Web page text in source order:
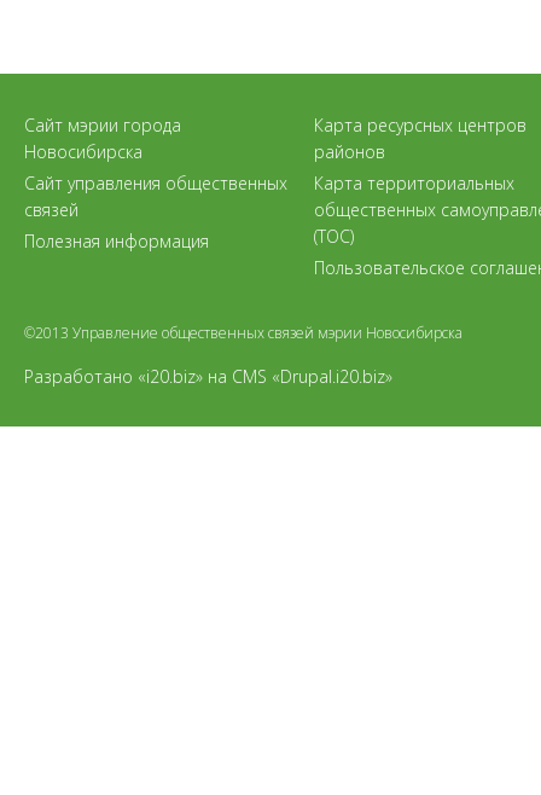
Сайт мэрии города
Новосибирска
Сайт управления общественных
связей
Полезная информация
Карта ресурсных центров
районов
Карта территориальных
общественных
(ТОС)
Пользовательское
©2013 Управление общественных связей мэрии Новосибирска
Разработано «i20.biz» на CMS «Drupal.i20.biz»